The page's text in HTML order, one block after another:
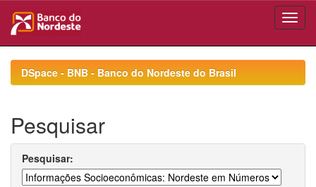
navigationDSpace - BNB - Banco do Nordeste do Brasil
Pesquisar
Pesquisar: